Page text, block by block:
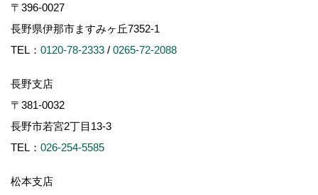
〒396-0027
長野県伊那市ますみヶ丘7352-1
TEL： 0120-78-2333 / 0265-72-2088
長野支店
〒381-0032
長野市若宮2丁目13-3
TEL： 026-254-5585
松本支店